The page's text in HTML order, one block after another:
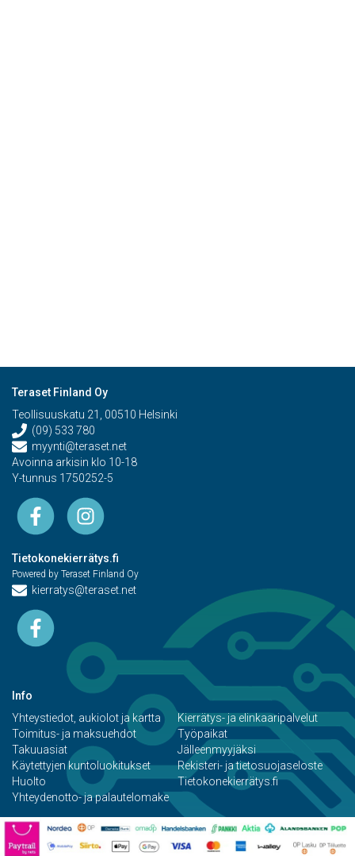
Teraset Finland Oy
Teollisuuskatu 21, 00510 Helsinki
(09) 533 780
myynti@teraset.net
Avoinna arkisin klo 10-18
Y-tunnus 1750252-5
Tietokonekierrätys.fi
Powered by Teraset Finland Oy
kierratys@teraset.net
Info
Yhteystiedot, aukiolot ja kartta
Toimitus- ja maksuehdot
Takuuasiat
Käytettyjen kuntoluokitukset
Huolto
Yhteydenotto- ja palautelomake
Kierrätys- ja elinkaaripalvelut
Työpaikat
Jälleenmyyjäksi
Rekisteri- ja tietosuojaseloste
Tietokonekierrätys.fi